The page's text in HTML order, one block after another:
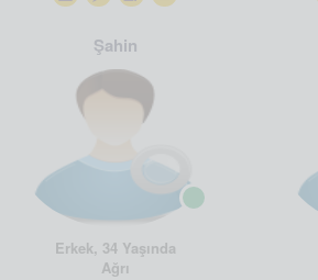
Şahin
Erkek, 34 Yaşında
Ağrı